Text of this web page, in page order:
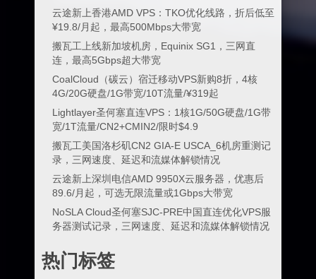
云途新上香港AMD VPS：TKO优化线路，折后低至
¥19.8/月起，最高500Mbps大带宽
搬瓦工上线新加坡机房，Equinix SG1，三网直
连，最高5Gbps超大带宽
CoalCloud（碳云）宿迁移动VPS新购8折，4核
4G/20G硬盘/1G带宽/10T流量/¥319起
Lightlayer圣何塞直连VPS：1核1G/50G硬盘/1G带
宽/1T流量/CN2+CMIN2/限时$4.9
搬瓦工美国洛杉矶CN2 GIA-E USCA_6机房重测记
录，三网速度、延迟和流媒体解锁情况
云途新上深圳电信AMD 9950X云服务器，优惠后
89.6/月起，可选无限流量或1Gbps大带宽
NoSLA Cloud圣何塞SJC-PRE中国直连优化VPS服
务器测试记录，三网速度、延迟和流媒体解锁情况
热门标签